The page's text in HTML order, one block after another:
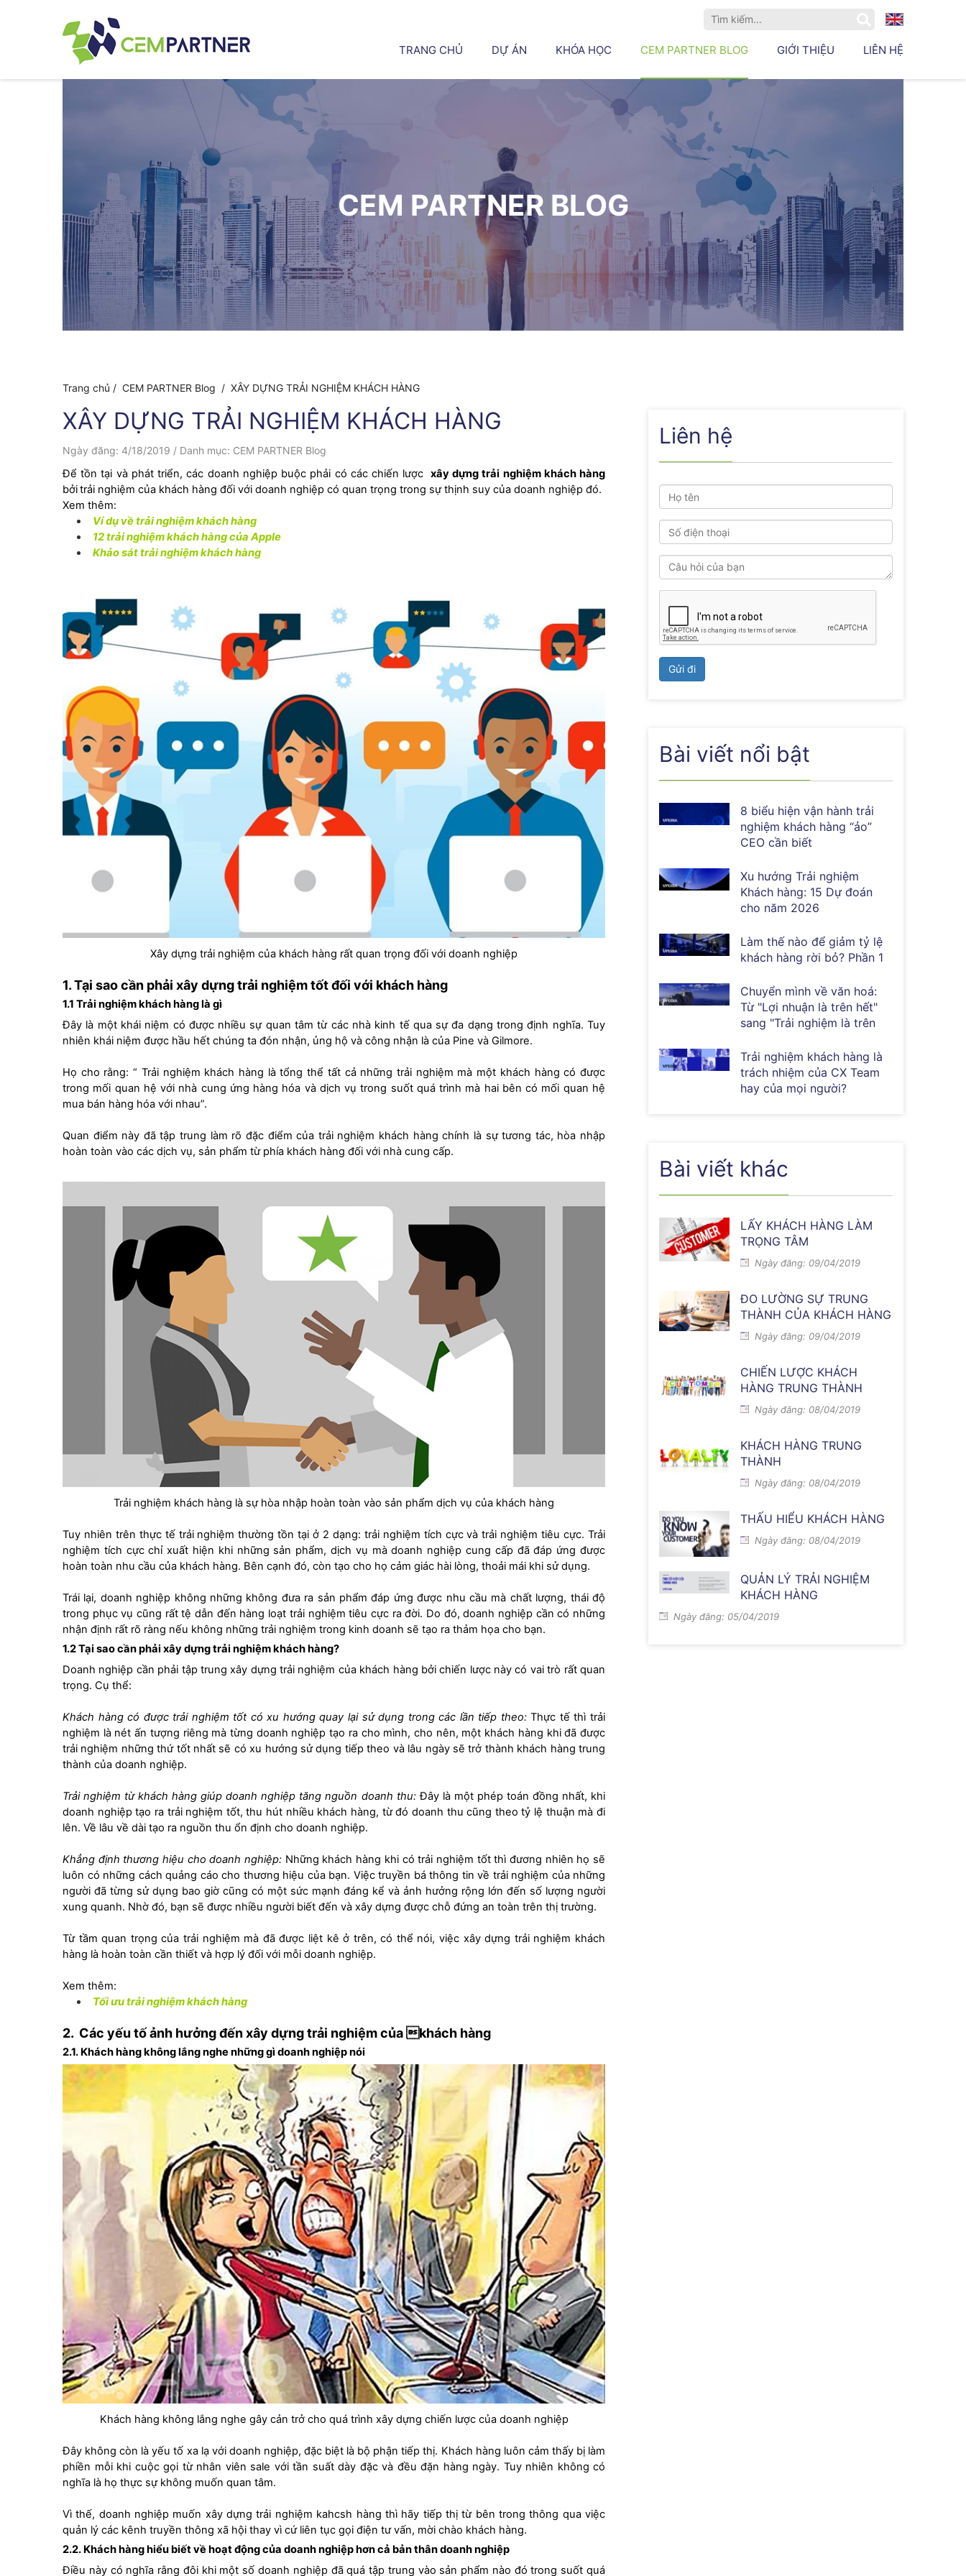
EN
TRANG CHỦ DỰ ÁN KHÓA HỌC CEM PARTNER BLOG GIỚI THIỆU LIÊN HỆ
CEM PARTNER BLOG
Trang chủ / CEM PARTNER Blog / XÂY DỰNG TRẢI NGHIỆM KHÁCH HÀNG
XÂY DỰNG TRẢI NGHIỆM KHÁCH HÀNG
Ngày đăng: 4/18/2019 / Danh mục: CEM PARTNER Blog
Để tồn tại và phát triển, các doanh nghiệp buộc phải có các chiến lược xây dựng trải nghiệm khách hàng
bởitrải nghiệm của khách hàng đối với doanh nghiệp có quan trọng trong sự thịnh suy của doanh nghiệp đó.
Xem thêm:
Ví dụ về trải nghiệm khách hàng
12 trải nghiệm khách hàng của Apple
Khảo sát trải nghiệm khách hàng
Xây dựng trải nghiệm của khách hàng rất quan trọng đối với doanh nghiệp
1.Tại sao cần phải xây dựng trải nghiệm tốt đối với khách hàng
1.1 Trải nghiệm khách hàng là gì
Đây là một khái niệm có được nhiều sự quan tâm từ các nhà kinh tế qua sự đa dạng trong định nghĩa. Tuy
nhiên khái niệm được hầu hết chúng ta đón nhận, ủng hộ và công nhận là của Pine và Gilmore.
Họ cho rằng: “ Trải nghiệm khách hàng là tổng thể tất cả những trải nghiệm mà một khách hàng có được
trong mối quan hệ với nhà cung ứng hàng hóa và dịch vụ trong suốt quá trình mà hai bên có mối quan hệ
mua bán hàng hóa với nhau”.
Quan điểm này đã tập trung làm rõ đặc điểm của trải nghiệm khách hàng chính là sự tương tác, hòa nhập
hoàn toàn vào các dịch vụ, sản phẩm từ phía khách hàng đối với nhà cung cấp.
Trải nghiệm khách hàng là sự hòa nhập hoàn toàn vào sản phẩm dịch vụ của khách hàng
Tuy nhiên trên thực tế trải nghiệm thường tồn tại ở 2 dạng: trải nghiệm tích cực và trải nghiệm tiêu cực. Trải
nghiệm tích cực chỉ xuất hiện khi những sản phẩm, dịch vụ mà doanh nghiệp cung cấp đã đáp ứng được
hoàn toàn nhu cầu của khách hàng. Bên cạnh đó, còn tạo cho họ cảm giác hài lòng, thoải mái khi sử dụng.
Trái lại, doanh nghiệp không những không đưa ra sản phẩm đáp ứng được nhu cầu mà chất lượng, thái độ
trong phục vụ cũng rất tệ dẫn đến hàng loạt trải nghiệm tiêu cực ra đời. Do đó, doanh nghiệp cần có những
nhận định rất rõ ràng nếu không những trải nghiệm trong kinh doanh sẽ tạo ra thảm họa cho bạn.
1.2Tại sao cần phải xây dựng trải nghiệm khách hàng?
Doanh nghiệp cần phải tập trung xây dựng trải nghiệm của khách hàng bởi chiến lược này có vai trò rất quan
trọng. Cụ thể:
Khách hàng có được trải nghiệm tốt có xu hướng quay lại sử dụng trong các lần tiếp theo:Thực tế thì trải
nghiệm là nét ấn tượng riêng mà từng doanh nghiệp tạo ra cho mình, cho nên, một khách hàng khi đã được
trải nghiệm những thứ tốt nhất sẽ có xu hướng sử dụng tiếp theo và lâu ngày sẽ trở thành khách hàng trung
thành của doanh nghiệp.
Trải nghiệm từ khách hàng giúp doanh nghiệp tăng nguồn doanh thu:Đây là một phép toán đồng nhất, khi
doanh nghiệp tạo ra trải nghiệm tốt, thu hút nhiều khách hàng, từ đó doanh thu cũng theo tỷ lệ thuận mà đi
lên. Về lâu về dài tạo ra nguồn thu ổn định cho doanh nghiệp.
Khẳng định thương hiệu cho doanh nghiệp: Những khách hàng khi có trải nghiệm tốt thì đương nhiên họ sẽ
luôn có những cách quảng cáo cho thương hiệu của bạn. Việc truyền bá thông tin về trải nghiệm của những
người đã từng sử dụng bao giờ cũng có một sức mạnh đáng kể và ảnh hưởng rộng lớn đến số lượng người
xung quanh. Nhờ đó, bạn sẽ được nhiều người biết đến và xây dựng được chỗ đứng an toàn trên thị trường.
Từ tầm quan trọng của trải nghiệm mà đã được liệt kê ở trên, có thể nói, việc xây dựng trải nghiệm khách
hàng là hoàn toàn cần thiết và hợp lý đối với mỗi doanh nghiệp.
Xem thêm:
Tối ưu trải nghiệm khách hàng
2. Các yếu tố ảnh hưởng đến xây dựng trải nghiệm của khách hàng
2.1. Khách hàng không lắng nghe những gì doanh nghiệp nói
Khách hàng không lắng nghe gây cản trở cho quá trình xây dựng chiến lược của doanh nghiệp
Đây không còn là yếu tố xa lạ với doanh nghiệp, đặc biệt là bộ phận tiếp thị. Khách hàng luôn cảm thấy bị làm
phiền mỗi khi cuộc gọi từ nhân viên sale với tần suất dày đặc và đều đặn hàng ngày. Tuy nhiên không có
nghĩa là họ thực sự không muốn quan tâm.
Vì thế, doanh nghiệp muốn xây dựng trải nghiệm kahcsh hàng thì hãy tiếp thị từ bên trong thông qua việc
quản lý các kênh truyền thông xã hội thay vì cứ liên tục gọi điện tư vấn, mời chào khách hàng.
2.2. Khách hàng hiểu biết về hoạt động của doanh nghiệp hơn cả bản thân doanh nghiệp
Điều này có nghĩa rằng đôi khi một số doanh nghiệp đã quá tập trung vào sản phẩm nào đó trong suốt quá
Liên hệ
Gửi đi
Bài viết nổi bật
8 biểu hiện vận hành trải
nghiệm khách hàng “ảo”
CEO cần biết
Xu hướng Trải nghiệm
Khách hàng: 15 Dự đoán
cho năm 2026
Làm thế nào để giảm tỷ lệ
khách hàng rời bỏ? Phần 1
Chuyển mình về văn hoá:
Từ "Lợi nhuận là trên hết"
sang "Trải nghiệm là trên
Trải nghiệm khách hàng là
trách nhiệm của CX Team
hay của mọi người?
Bài viết khác
LẤY KHÁCH HÀNG LÀM
TRỌNG TÂM
Ngày đăng: 09/04/2019
ĐO LƯỜNG SỰ TRUNG
THÀNH CỦA KHÁCH HÀNG
Ngày đăng: 09/04/2019
CHIẾN LƯỢC KHÁCH
HÀNG TRUNG THÀNH
Ngày đăng: 08/04/2019
KHÁCH HÀNG TRUNG
THÀNH
Ngày đăng: 08/04/2019
THẤU HIỂU KHÁCH HÀNG
Ngày đăng: 08/04/2019
QUẢN LÝ TRẢI NGHIỆM
KHÁCH HÀNG
Ngày đăng: 05/04/2019